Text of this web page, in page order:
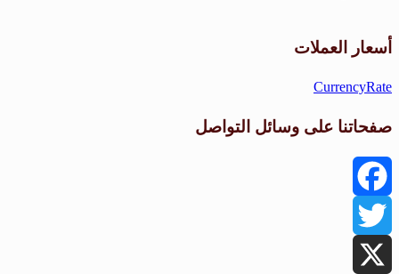
أسعار العملات
CurrencyRate
صفحاتنا على وسائل التواصل
Facebook
Twitter